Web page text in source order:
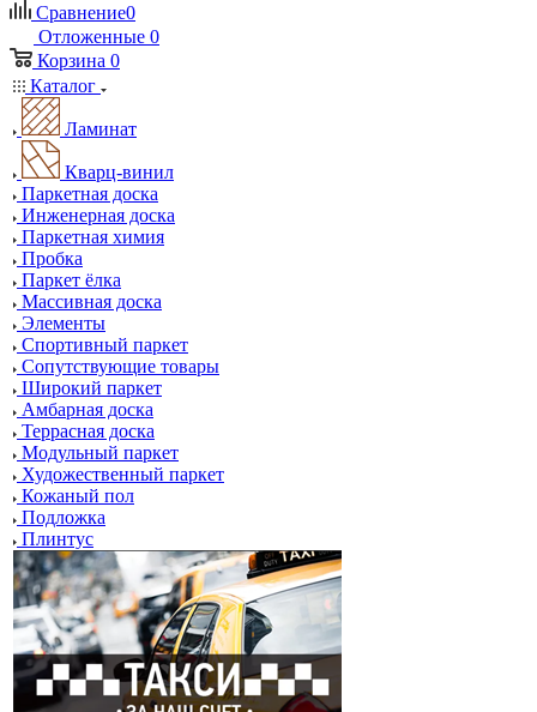
Сравнение0
Отложенные 0
Корзина 0
Каталог
Ламинат
Кварц-винил
Паркетная доска
Инженерная доска
Паркетная химия
Пробка
Паркет ёлка
Массивная доска
Элементы
Спортивный паркет
Сопутствующие товары
Широкий паркет
Амбарная доска
Террасная доска
Модульный паркет
Художественный паркет
Кожаный пол
Подложка
Плинтус